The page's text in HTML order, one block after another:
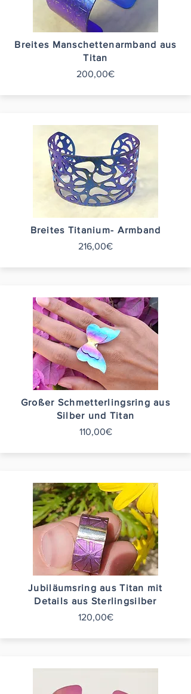
Breites Manschettenarmband aus
Titan
200,00€
Breites Titanium- Armband
216,00€
Großer Schmetterlingsring aus
Silber und Titan
110,00€
Jubiläumsring aus Titan mit
Details aus Sterlingsilber
120,00€